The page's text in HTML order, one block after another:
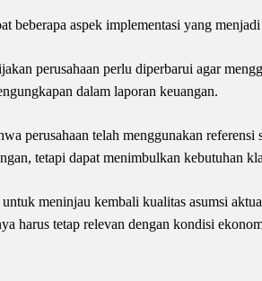
beberapa aspek implementasi yang
perusahaan perlu diperbarui agar
dalam laporan keuangan.
perusahaan telah menggunakan
tetapi dapat menimbulkan kebutuhan
meninjau kembali kualitas asumsi
harus tetap relevan dengan kondisi